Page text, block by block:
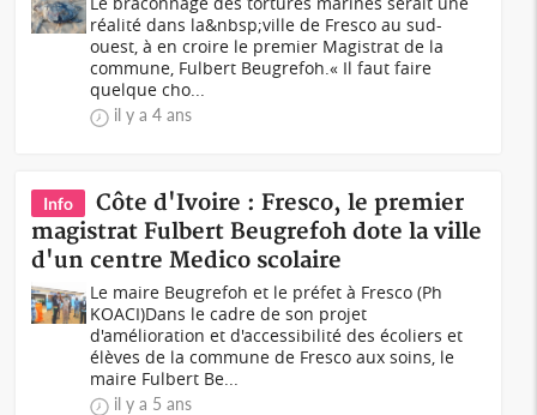
réalité dans la&nbsp;ville de Fresco au sud-
ouest, à en croire le premier Magistrat de la
commune, Fulbert Beugrefoh.« Il faut faire
quelque cho...
il y a 4 ans
Info
Côte d'Ivoire : Fresco, le premier
magistrat Fulbert Beugrefoh dote la ville
d'un centre Medico scolaire
Le maire Beugrefoh et le préfet à Fresco (Ph
KOACI)Dans le cadre de son projet
d'amélioration et d'accessibilité des écoliers et
élèves de la commune de Fresco aux soins, le
maire Fulbert Be...
il y a 5 ans